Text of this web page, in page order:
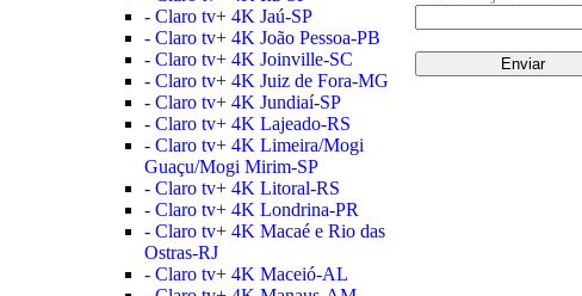
- Claro tv+ 4K Jaú-SP
- Claro tv+ 4K João Pessoa-PB
- Claro tv+ 4K Joinville-SC
- Claro tv+ 4K Juiz de Fora-MG
- Claro tv+ 4K Jundiaí-SP
- Claro tv+ 4K Lajeado-RS
- Claro tv+ 4K Limeira/Mogi
Guaçu/Mogi Mirim-SP
- Claro tv+ 4K Litoral-RS
- Claro tv+ 4K Londrina-PR
- Claro tv+ 4K Macaé e Rio das
Ostras-RJ
- Claro tv+ 4K Maceió-AL